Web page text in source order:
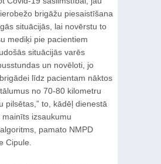
brigāžu piesaistīšana
situācijās, lai novērstu to
mediķi pie pacientiem
situācijās varēs
un novēloti, jo
līdz pacientam nāktos
no 70-80 kilometru
pilsētas,” to, kādēļ dienestā
izsaukumu
pamato NMPD
Cipule.